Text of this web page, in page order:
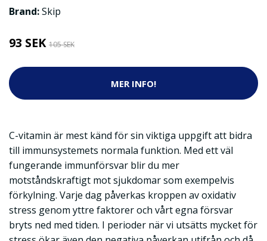
Brand:Skip
93 SEK 105 SEK
MER INFO!
C-vitamin är mest känd för sin viktiga uppgift att bidra
till immunsystemets normala funktion. Med ett väl
fungerande immunförsvar blir du mer
motståndskraftigt mot sjukdomar som exempelvis
förkylning. Varje dag påverkas kroppen av oxidativ
stress genom yttre faktorer och vårt egna försvar
bryts ned med tiden. I perioder när vi utsätts mycket för